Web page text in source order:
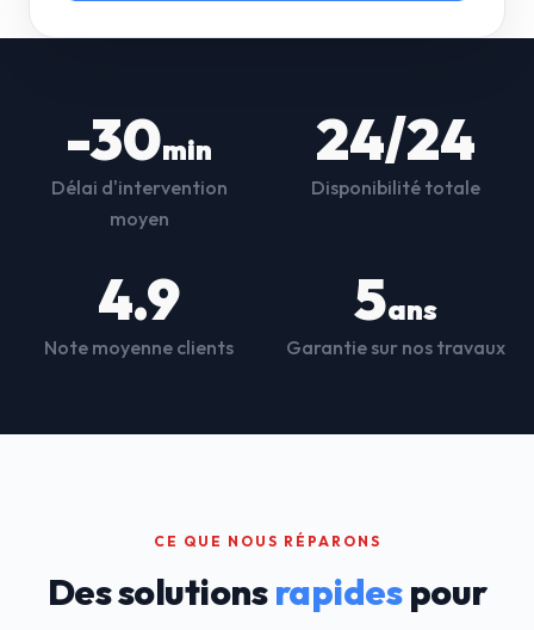
-30min
Délai d'intervention
moyen
24/24
Disponibilité totale
4.9
Note moyenne clients
5ans
Garantie sur nos travaux
CE QUE NOUS RÉPARONS
Des solutionsrapidespour